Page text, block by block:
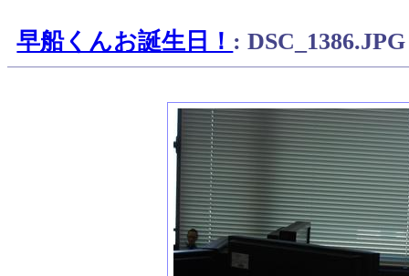
早船くんお誕生日！ : DSC_1386.JPG